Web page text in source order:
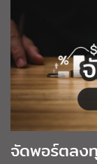
จัดพอร์ตลง